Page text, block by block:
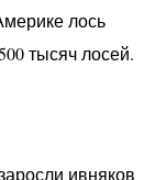
лось
тысяч лосей.
ивняков